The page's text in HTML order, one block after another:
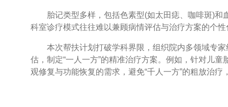
胎记类型多样，包括色素型(如太田痣、咖啡斑)和
科室诊疗模式往往难以兼顾病情评估与治疗方案的个
本次帮扶计划打破学科界限，组织院内多领域专家
估，制定“一人一方”的精准治疗方案。例如，针对儿
观修复与功能恢复的需求，避免“千人一方”的粗放治疗